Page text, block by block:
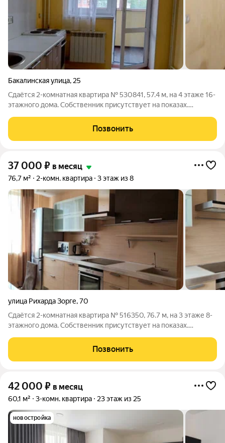
Бакалинская улица, 25
Сдаётся 2-комнатная квартира № 530841, 57.4 м, на 4 этаже 16-
этажного дома. Собственник присутствует на показах.
оплачиваются отдельно. По условиям проживания: можно с
детьми, без питомцев. Срок
Позвонить
37 000 ₽ в месяц
76,7 м² 2-комн. квартира 3 этаж из 8
улица Рихарда Зорге,70
Сдаётся 2-комнатная квартира № 516350, 76.7 м, на 3 этаже 8-
этажного дома. Собственник присутствует на показах.
оплачиваются отдельно. По условиям проживания: можно с
детьми, без питомцев. Из
Позвонить
42 000 ₽ в месяц
60,1 м² 3-комн. квартира 23 этаж из 25
новостройка